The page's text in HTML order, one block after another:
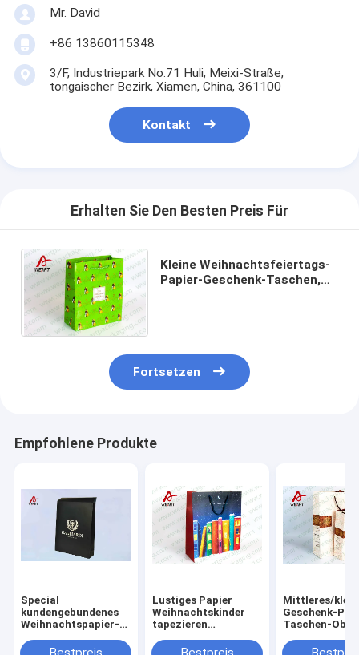
Mr. David
+86 13860115348
3/F, Industriepark No.71 Huli, Meixi-Straße,
tongaischer Bezirk, Xiamen, China, 361100
Kontakt
Erhalten Sie Den Besten Preis Für
Kleine Weihnachtsfeiertags-
Papier-Geschenk-Taschen,
Fortsetzen
Empfohlene Produkte
Special
kundengebundenes
Weihnachtspapier-
blaue Farbe
Lustiges Papier
Weihnachtskinder
tapezieren
für den Einkauf
Mittleres/
Geschenk-
Taschen-
Baumwolle